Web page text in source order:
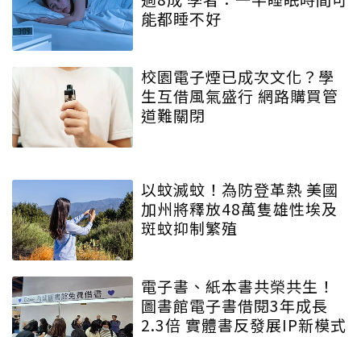
能都睡不好
校園電子煙已成次文化？學
生互借風氣盛行 網路購買管
道難關閉
以蚊滅蚊！為防登革熱 美國
加州將釋放48萬隻雄性埃及
斑蚊抑制繁殖
電子書、紙本書共榮共生！
圖書館電子書借閱3年成長
2.3倍 實體書反發展IP新模式